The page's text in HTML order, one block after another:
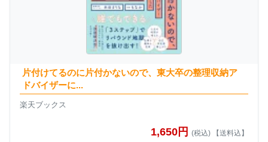
片付けてるのに片付かないので、東大卒の整理収納ア
ドバイザーに...
楽天ブックス
1,650円 (税込) 【送料込】